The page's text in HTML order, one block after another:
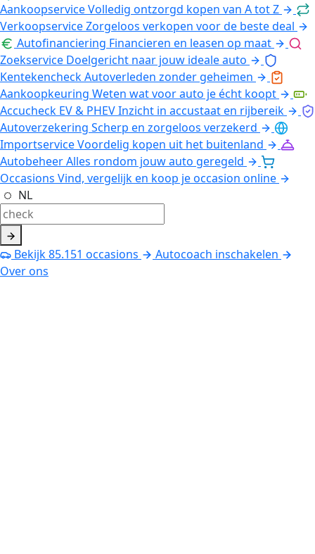
AankoopserviceVolledig ontzorgd kopen van A tot Z
VerkoopserviceZorgeloos verkopen voor de beste deal
Autofinanciering Financieren en leasen op maat
Zoekservice Doelgericht naar jouw ideale auto
KentekencheckAutoverleden zonder geheimen
Aankoopkeuring Weten wat voor auto je écht koopt
Accucheck EV & PHEVInzicht in accustaat en rijbereik
Autoverzekering Scherp en zorgeloos verzekerd
ImportserviceVoordelig kopen uit het buitenland
AutobeheerAlles rondom jouw auto geregeld
Occasions Vind, vergelijk en koop je occasion online
NL
Bekijk85.151 occasions
Autocoach inschakelen
Over ons